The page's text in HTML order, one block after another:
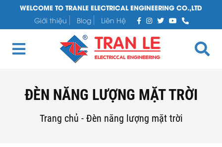
WELCOME TO TRANLE ELECTRICAL ENGINEERING CO.,LTD
Giới thiệu
Blog Liên Hệ
ĐÈN NĂNG LƯỢNG MẶT TRỜI
Trang chủ - Đèn năng lượng mặt trời